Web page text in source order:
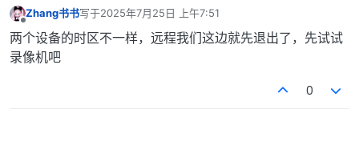
Zhang书书写于2025年7月25日 上午7:51
最后由 编辑
两个设备的时区不一样，远程我们这边就先退出了，先试试
录像机吧
0